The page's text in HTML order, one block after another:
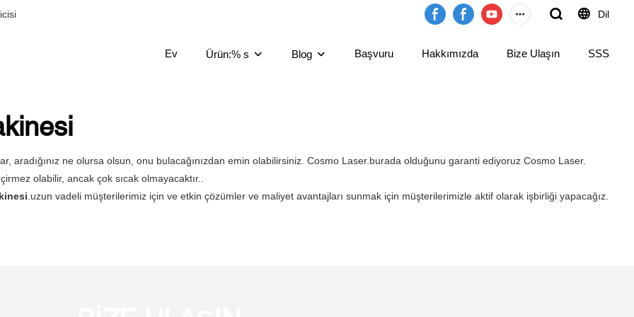
Dil
Ev Ürün:% s Blog Başvuru Hakkımızda Bize Ulaşın SSS
aradığınız ne olursa olsun, onu bulacağınızdan emin olabilirsiniz. Cosmo Laser.burada olduğunu garanti ediyoruz Cosmo Laser.
olabilir, ancak çok sıcak olmayacaktır..
.uzun vadeli müşterilerimiz için ve etkin çözümler ve maliyet avantajları sunmak için müşterilerimizle aktif olarak işbirliği yapacağız.